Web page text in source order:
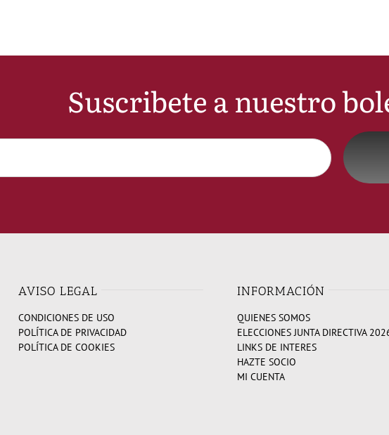
Suscribete a nuestro
AVISO LEGAL
CONDICIONES DE USO
POLÍTICA DE PRIVACIDAD
POLÍTICA DE COOKIES
INFORMACIÓN
QUIENES SOMOS
ELECCIONES JUNTA DIRECTIVA
LINKS DE INTERES
HAZTE SOCIO
MI CUENTA